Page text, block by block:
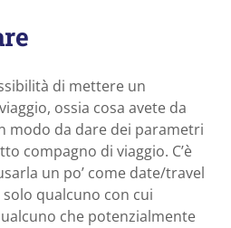
di mettere un
ossia cosa avete da
modo da dare dei parametri
compagno di viaggio. C’è
un po’ come date/travel
qualcuno con cui
che potenzialmente